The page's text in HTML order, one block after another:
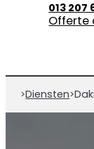
013 207
Offerte
>Diensten>